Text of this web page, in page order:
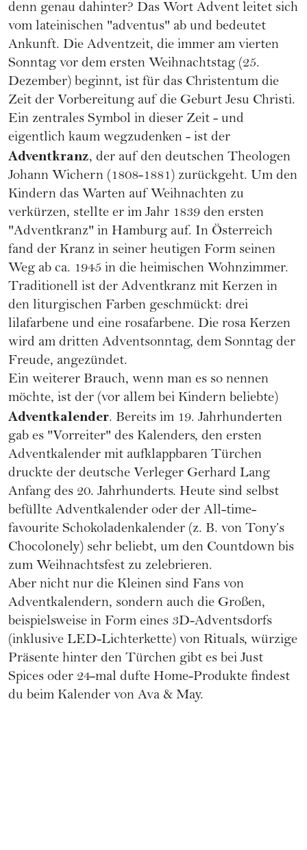
denn genau dahinter? Das Wort Advent leitet sich
vom lateinischen "adventus" ab und bedeutet
Ankunft. Die Adventzeit, die immer am vierten
Sonntag vor dem ersten Weihnachtstag (25.
Dezember) beginnt, ist für das Christentum die
Zeit der Vorbereitung auf die Geburt Jesu Christi.
Ein zentrales Symbol in dieser Zeit - und
eigentlich kaum wegzudenken - ist der
Adventkranz, der auf den deutschen Theologen
Johann Wichern (1808-1881) zurückgeht. Um den
Kindern das Warten auf Weihnachten zu
verkürzen, stellte er im Jahr 1839 den ersten
"Adventkranz" in Hamburg auf. In Österreich
fand der Kranz in seiner heutigen Form seinen
Weg ab ca. 1945 in die heimischen Wohnzimmer.
Traditionell ist der Adventkranz mit Kerzen in
den liturgischen Farben geschmückt: drei
lilafarbene und eine rosafarbene. Die rosa Kerzen
wird am dritten Adventsonntag, dem Sonntag der
Freude, angezündet.
Ein weiterer Brauch, wenn man es so nennen
möchte, ist der (vor allem bei Kindern beliebte)
Adventkalender. Bereits im 19. Jahrhunderten
gab es "Vorreiter" des Kalenders, den ersten
Adventkalender mit aufklappbaren Türchen
druckte der deutsche Verleger Gerhard Lang
Anfang des 20. Jahrhunderts. Heute sind selbst
befüllte Adventkalender oder der All-time-
favourite Schokoladenkalender (z. B. von Tony’s
Chocolonely) sehr beliebt, um den Countdown bis
zum Weihnachtsfest zu zelebrieren.
Aber nicht nur die Kleinen sind Fans von
Adventkalendern, sondern auch die Großen,
beispielsweise in Form eines 3D-Adventsdorfs
(inklusive LED-Lichterkette) von Rituals, würzige
Präsente hinter den Türchen gibt es bei Just
Spices oder 24-mal dufte Home-Produkte findest
du beim Kalender von Ava & May.